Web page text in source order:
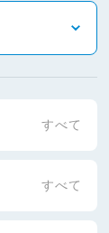
すべて
すべて